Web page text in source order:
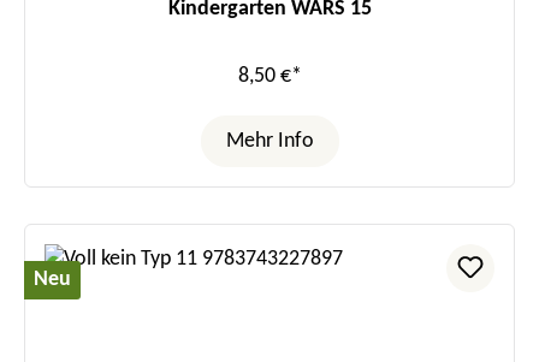
Kindergarten WARS 15
8,50 €*
Mehr Info
Neu